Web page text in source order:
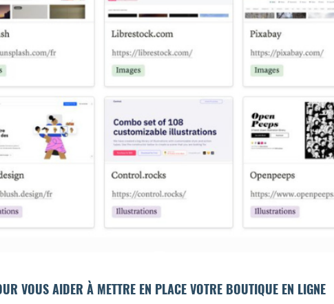
VOUS AIDER À METTRE EN PLACE VOTRE BOUTIQUE EN LIGNE